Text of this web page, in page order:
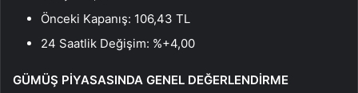
Önceki Kapanış: 106,43 TL
24 Saatlik Değişim: %+4,00
GÜMÜŞ PİYASASINDA GENEL DEĞERLENDİRME